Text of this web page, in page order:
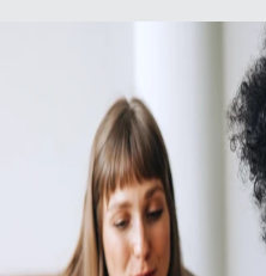
Montez rapidement
ouvrir de nouvelles
Dédales administratifs et lourds
difficultés, ouvrir de nouvelles
le coup. Le processus est onéreux
de graves pénalités si vous ne
Appuyez-vous sur les entités
internes en conformité et le